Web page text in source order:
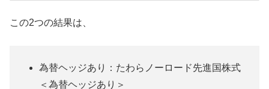
この2つの結果は、
為替ヘッジあり：たわらノーロード先進国株式
＜為替ヘッジあり＞